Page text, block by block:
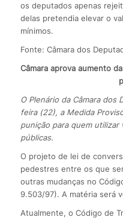
os deputados apenas
delas pretendia elevar o
mínimos.
Fonte: Câmara dos
Câmara aprova aumento
O Plenário da Câmara
feira (22), a Medida
punição para quem utilizar
públicas.
O projeto de lei de
pedestres entre os que
outras mudanças no
9.503/97). A matéria será
Atualmente, o Código de